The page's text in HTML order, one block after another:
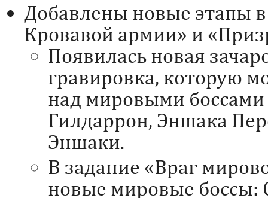
Добавлены новые этапы
Кровавой армии» и
Появилась новая
гравировка, которую
над мировыми
Гилдаррон, Эншака
Эншаки.
В задание «Враг
новые мировые